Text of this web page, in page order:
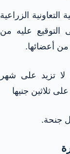
التعاونية الزراعية
التوقيع عليه من
أعضائها.
تزيد على شهر
ثلاثين جنيها